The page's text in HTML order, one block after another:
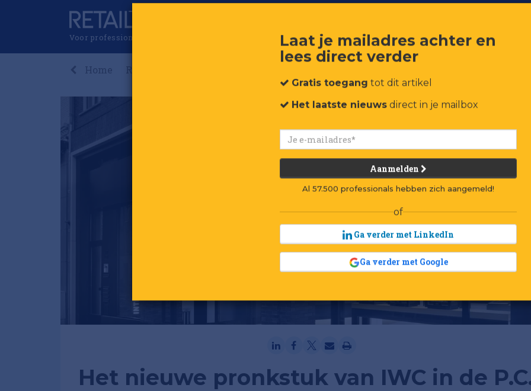
Voor professionals in retail & brands
Home Recent
Het nieuwe pronkstuk van IWC in de
Laat je mailadres achter en
Gratis toegang
tot dit artikel
Aanmelden
of
Ga verder met LinkedIn